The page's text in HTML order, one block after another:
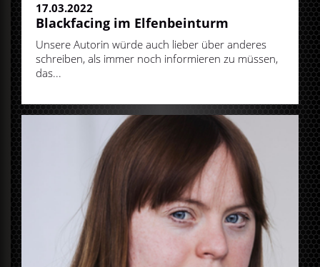
17.03.2022
Blackfacing im Elfenbeinturm
Unsere Autorin würde auch lieber über anderes
schreiben, als immer noch informieren zu müssen,
das...